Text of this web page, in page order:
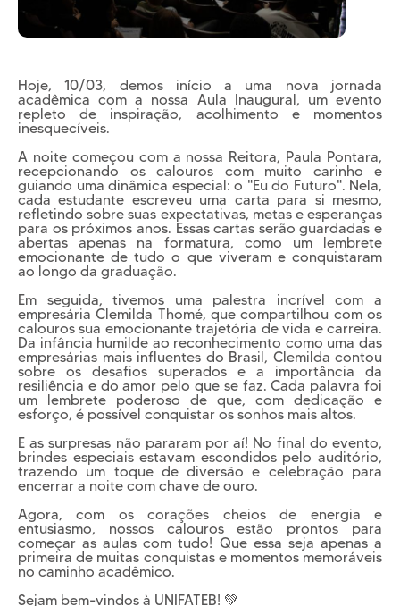
Cursos EAD
EQUIPE PEDAGÓGICA
E CORPO DOCENTE
Conheça nosso Campus
Biblioteca
Acessibilidade
Nossas Unidades
Revista Informando
PRIVACIDADE
Nossa Política de Privacidade
Fale com o nosso DPO
Hoje, 10/03, demos início a uma nova jornada
acadêmica com a nossa Aula Inaugural, um evento
repleto de inspiração, acolhimento e momentos
inesquecíveis.
A noite começou com a nossa Reitora, Paula Pontara,
recepcionando os calouros com muito carinho e
guiando uma dinâmica especial: o "Eu do Futuro". Nela,
cada estudante escreveu uma carta para si mesmo,
refletindo sobre suas expectativas, metas e esperanças
para os próximos anos. Essas cartas serão guardadas e
abertas apenas na formatura, como um lembrete
emocionante de tudo o que viveram e conquistaram
ao longo da graduação.
Em seguida, tivemos uma palestra incrível com a
empresária Clemilda Thomé, que compartilhou com os
calouros sua emocionante trajetória de vida e carreira.
Da infância humilde ao reconhecimento como uma das
empresárias mais influentes do Brasil, Clemilda contou
sobre os desafios superados e a importância da
resiliência e do amor pelo que se faz. Cada palavra foi
um lembrete poderoso de que, com dedicação e
esforço, é possível conquistar os sonhos mais altos.
E as surpresas não pararam por aí! No final do evento,
brindes especiais estavam escondidos pelo auditório,
trazendo um toque de diversão e celebração para
encerrar a noite com chave de ouro.
Agora, com os corações cheios de energia e
entusiasmo, nossos calouros estão prontos para
começar as aulas com tudo! Que essa seja apenas a
primeira de muitas conquistas e momentos memoráveis
no caminho acadêmico.
Sejam bem-vindos à UNIFATEB! 💚